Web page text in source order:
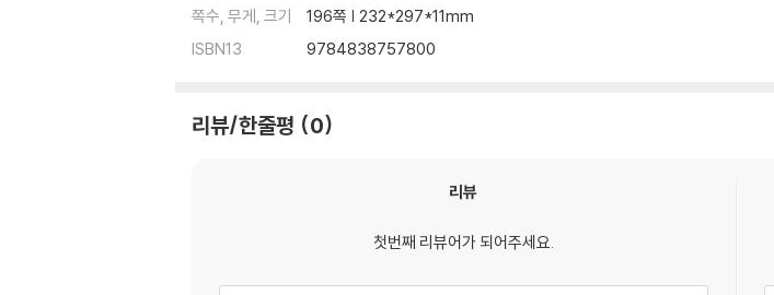
쪽수, 무게, 크기
196쪽 | 232*297*11mm
ISBN13
9784838757800
리뷰/한줄평 0
리뷰
첫번째 리뷰어가 되어주세요.